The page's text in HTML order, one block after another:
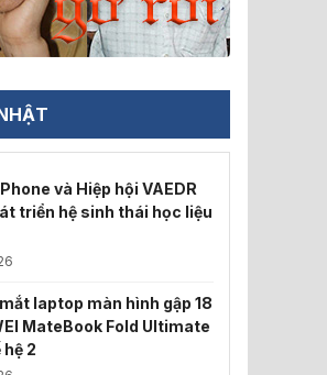
và Hiệp hội VAEDR
triển hệ sinh thái học liệu
laptop màn hình gập 18
MateBook Fold Ultimate
2